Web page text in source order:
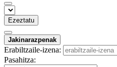
Ezeztatu
Jakinarazpenak
Erabiltzaile-izena:
Pasahitza: